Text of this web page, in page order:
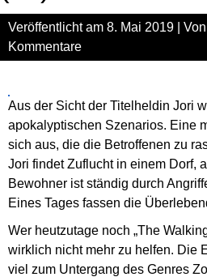
Veröffentlicht am 8. Mai 2019 | Von
Kommentare
Aus der Sicht der Titelheldin Jori
apokalyptischen Szenarios. Eine
sich aus, die die Betroffenen zu
Jori findet Zuflucht in einem Dorf,
Bewohner ist ständig durch
Eines Tages fassen die
Wer heutzutage noch „The
wirklich nicht mehr zu helfen. Die
viel zum Untergang des Genres